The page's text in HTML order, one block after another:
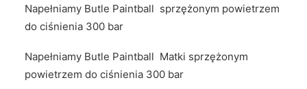
Napełniamy Butle Paintball sprzężonym powietrzem
do ciśnienia 300 bar
Napełniamy Butle Paintball Matki sprzężonym
powietrzem do ciśnienia 300 bar